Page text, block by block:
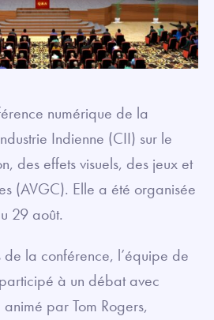
numérique de la
Indienne (CII) sur le
des effets visuels, des jeux et
(AVGC). Elle a été organisée
29 août.
de la conférence, l’équipe de
à un débat avec
par Tom Rogers,